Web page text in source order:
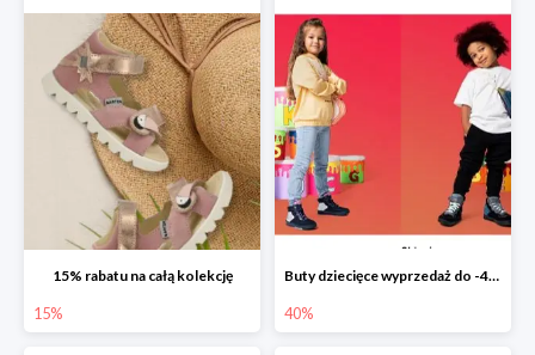
15% rabatu na całą kolekcję
15%
Buty dziecięce wyprzedaż do -40%
40%